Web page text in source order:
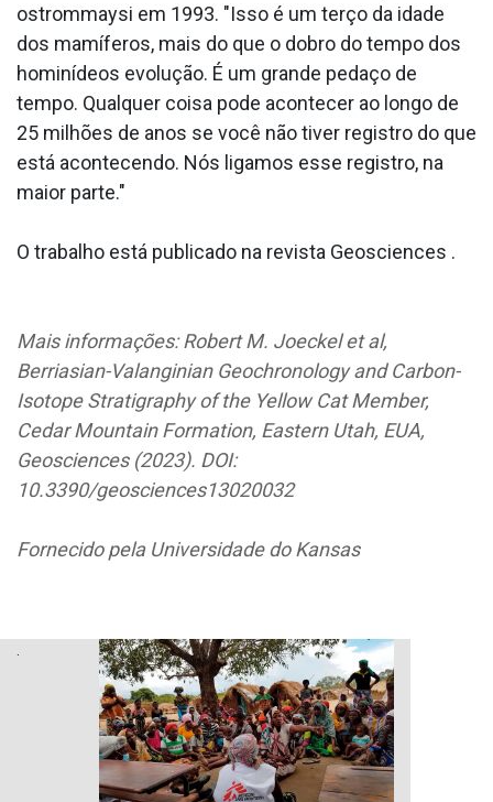
ostrommaysi em 1993. "Isso é um terço da idade
dos mamíferos, mais do que o dobro do tempo dos
hominídeos evolução. É um grande pedaço de
tempo. Qualquer coisa pode acontecer ao longo de
25 milhões de anos se você não tiver registro do que
está acontecendo. Nós ligamos esse registro, na
maior parte."
O trabalho está publicado na revista Geosciences .
Mais informações: Robert M. Joeckel et al,
Berriasian-Valanginian Geochronology and Carbon-
Isotope Stratigraphy of the Yellow Cat Member,
Cedar Mountain Formation, Eastern Utah, EUA,
Geosciences (2023). DOI:
10.3390/geosciences13020032
Fornecido pela Universidade do Kansas